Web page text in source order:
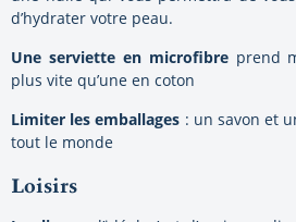
d’hydrater votre peau.
Une serviette en microfibreprend
plus vite qu’une en coton
Limiter les emballages : un savon et
tout le monde
Loisirs